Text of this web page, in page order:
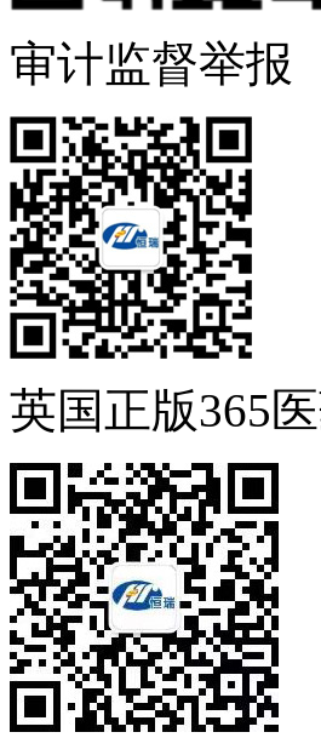
审计监督举报
英国正版365